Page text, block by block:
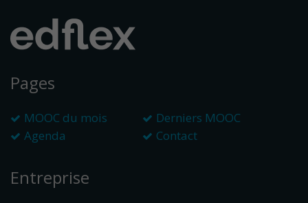
Pages
MOOC du mois
Derniers MOOC
Agenda
Contact
Entreprise